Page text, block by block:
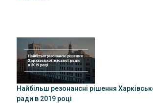
Найбільш резонансні рішення
ради в 2019 році